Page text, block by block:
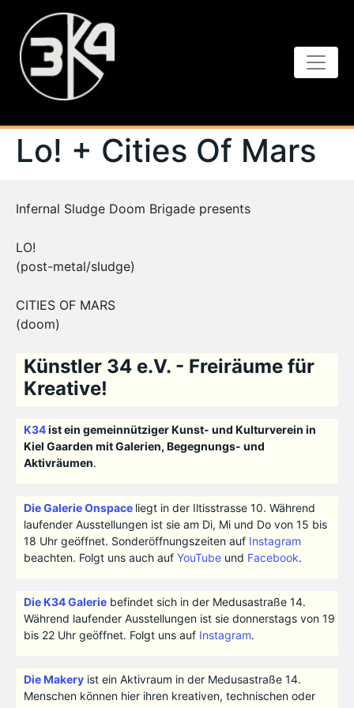
Lo! + Cities Of Mars
Infernal Sludge Doom Brigade presents
LO!
(post-metal/sludge)
CITIES OF MARS
(doom)
Künstler 34 e.V. - Freiräume für
Kreative!
K34ist ein gemeinnütziger Kunst- und Kulturverein in
Kiel Gaarden mit Galerien, Begegnungs- und
Aktivräumen.
Die Galerie Onspace liegt in der Iltisstrasse 10. Während
laufender Ausstellungen ist sie am Di, Mi und Do von 15 bis
18 Uhr geöffnet. Sonderöffnungszeiten auf Instagram
beachten. Folgt uns auch auf YouTubeund Facebook.
Die K34 Galeriebefindet sich in der Medusastraße 14.
Während laufender Ausstellungen ist sie donnerstags von 19
bis 22 Uhr geöffnet. Folgt uns auf Instagram.
Die Makeryist ein Aktivraum in der Medusastraße 14.
Menschen können hier ihren kreativen, technischen oder